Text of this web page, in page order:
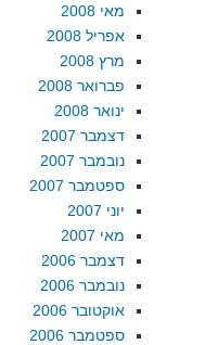
מאי 2008
אפריל 2008
מרץ 2008
פברואר 2008
ינואר 2008
דצמבר 2007
נובמבר 2007
ספטמבר 2007
יוני 2007
מאי 2007
דצמבר 2006
נובמבר 2006
אוקטובר 2006
ספטמבר 2006